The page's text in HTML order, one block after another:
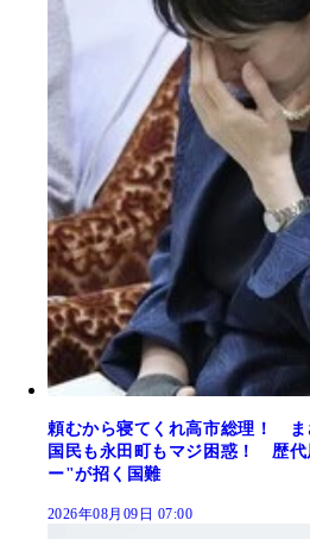
頼むから寝てくれ高市総理！ ま
国民も永田町もマジ困惑！ 歴
ー"が招く国難
2026年08月09日 07:00